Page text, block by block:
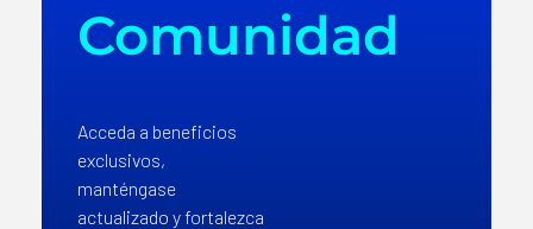
Comunidad
Acceda a beneficios
exclusivos,
manténgase
actualizado y fortalezca